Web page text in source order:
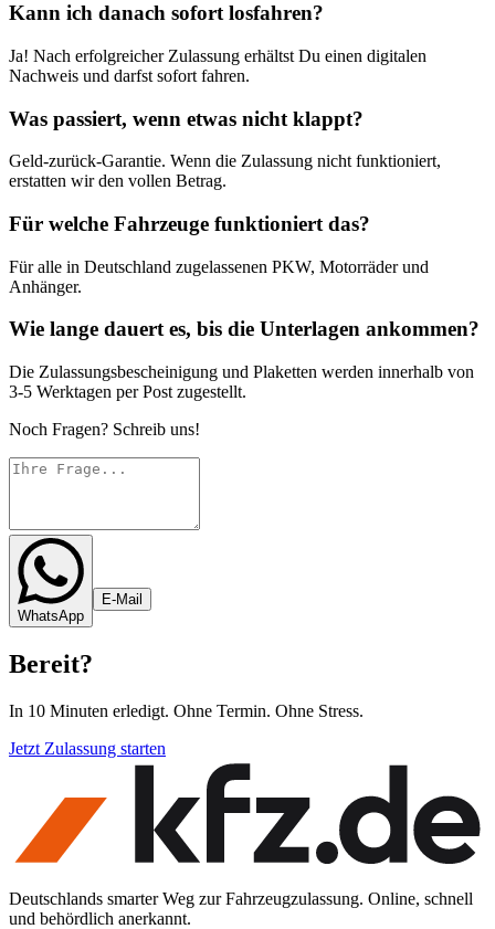
Kann ich danach sofort losfahren?
Ja! Nach erfolgreicher Zulassung erhältst Du einen digitalen
Nachweis und darfst sofort fahren.
Was passiert, wenn etwas nicht klappt?
Geld-zurück-Garantie. Wenn die Zulassung nicht funktioniert,
erstatten wir den vollen Betrag.
Für welche Fahrzeuge funktioniert das?
Für alle in Deutschland zugelassenen PKW, Motorräder und
Anhänger.
Wie lange dauert es, bis die Unterlagen ankommen?
Die Zulassungsbescheinigung und Plaketten werden innerhalb von
3-5 Werktagen per Post zugestellt.
Noch Fragen? Schreib uns!
WhatsApp
E-Mail
Bereit?
In 10 Minuten erledigt. Ohne Termin. Ohne Stress.
Jetzt Zulassung starten
Deutschlands smarter Weg zur Fahrzeugzulassung. Online, schnell
und behördlich anerkannt.